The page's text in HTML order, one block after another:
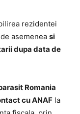
rezidentei
asemenea si
dupa data de
Romania
cu ANAF la